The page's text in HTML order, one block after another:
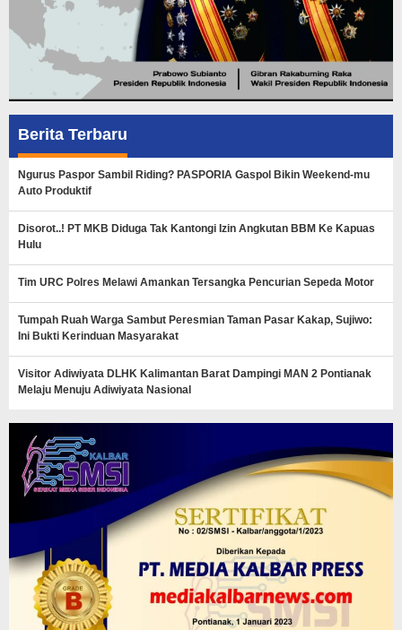
Berita Terbaru
Ngurus Paspor Sambil Riding? PASPORIA Gaspol Bikin Weekend-mu
Auto Produktif
Disorot..! PT MKB Diduga Tak Kantongi Izin Angkutan BBM Ke Kapuas
Hulu
Tim URC Polres Melawi Amankan Tersangka Pencurian Sepeda Motor
Tumpah Ruah Warga Sambut Peresmian Taman Pasar Kakap, Sujiwo:
Ini Bukti Kerinduan Masyarakat
Visitor Adiwiyata DLHK Kalimantan Barat Dampingi MAN 2 Pontianak
Melaju Menuju Adiwiyata Nasional